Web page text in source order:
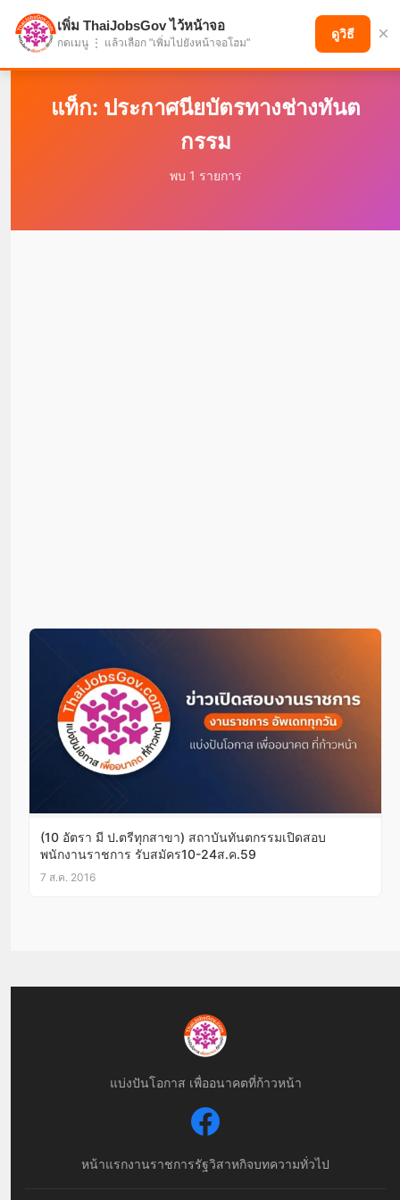
แบ่งปันโอกาส เพื่ออนาคตที่ก้าวหน้า
แท็ก: ประกาศนียบัตรทางช่างทันต
กรรม
พบ 1 รายการ
(10 อัตรา มี ป.ตรีทุกสาขา) สถาบันทันตกรรมเปิดสอบ
พนักงานราชการ รับสมัคร10-24ส.ค.59
7 ส.ค. 2016
แบ่งปันโอกาส เพื่ออนาคตที่ก้าวหน้า
หน้าแรกงานราชการรัฐวิสาหกิจบทความทั่วไป
เพิ่ม ThaiJobsGov ไว้หน้าจอ
กดเมนู ⋮ แล้วเลือก "เพิ่มไปยังหน้าจอโฮม"
ดูวิธี ×